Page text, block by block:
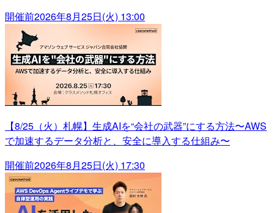
開催前2026年8月25日(火) 13:00
【8/25（火）札幌】生成AIを“会社の武器”にする方法〜AWS
で加速するデータ分析と、安全に導入する仕組み〜
開催前2026年8月25日(火) 17:30